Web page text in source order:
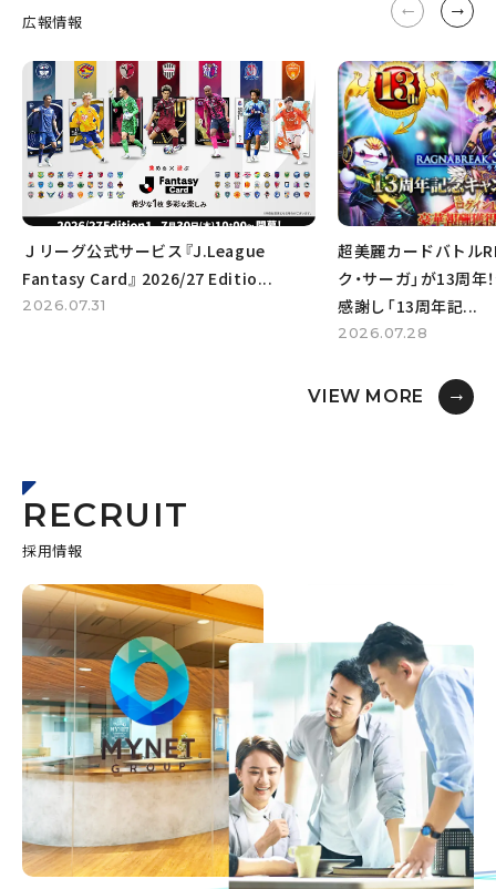
広報情報
Ｊリーグ公式サービス『J.League
Fantasy Card』 2026/27 Editio...
2026.07.31
超美麗カードバトル
ク・サーガ」が13周
感謝し「13周年記...
2026.07.28
VIEW MORE
RECRUIT
採用情報